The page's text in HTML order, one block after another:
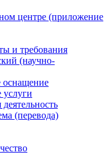
центре (приложение
и требования
(научно-
оснащение
услуги
(перевода)